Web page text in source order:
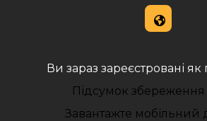
Ви зараз зареєстровані як
Підсумок
Завантажте мобільний